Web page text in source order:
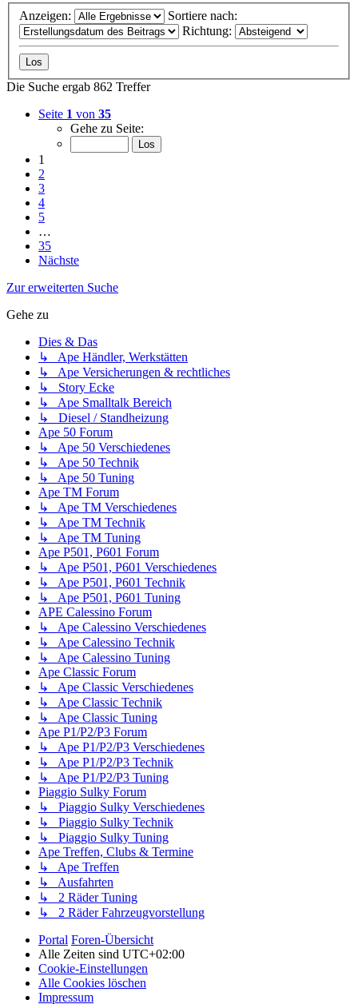
Anzeigen:
Sortiere nach:
Richtung:
Die Suche ergab 862 Treffer
Seite 1 von 35
Gehe zu Seite:
1
2
3
4
5
…
35
Nächste
Zur erweiterten Suche
Gehe zu
Dies & Das
↳ Ape Händler, Werkstätten
↳ Ape Versicherungen & rechtliches
↳ Story Ecke
↳ Ape Smalltalk Bereich
↳ Diesel / Standheizung
Ape 50 Forum
↳ Ape 50 Verschiedenes
↳ Ape 50 Technik
↳ Ape 50 Tuning
Ape TM Forum
↳ Ape TM Verschiedenes
↳ Ape TM Technik
↳ Ape TM Tuning
Ape P501, P601 Forum
↳ Ape P501, P601 Verschiedenes
↳ Ape P501, P601 Technik
↳ Ape P501, P601 Tuning
APE Calessino Forum
↳ Ape Calessino Verschiedenes
↳ Ape Calessino Technik
↳ Ape Calessino Tuning
Ape Classic Forum
↳ Ape Classic Verschiedenes
↳ Ape Classic Technik
↳ Ape Classic Tuning
Ape P1/P2/P3 Forum
↳ Ape P1/P2/P3 Verschiedenes
↳ Ape P1/P2/P3 Technik
↳ Ape P1/P2/P3 Tuning
Piaggio Sulky Forum
↳ Piaggio Sulky Verschiedenes
↳ Piaggio Sulky Technik
↳ Piaggio Sulky Tuning
Ape Treffen, Clubs & Termine
↳ Ape Treffen
↳ Ausfahrten
↳ 2 Räder Tuning
↳ 2 Räder Fahrzeugvorstellung
Portal Foren-Übersicht
Alle Zeiten sind UTC+02:00
Cookie-Einstellungen
Alle Cookies löschen
Impressum